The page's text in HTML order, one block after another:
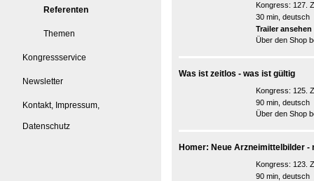
Referenten
Themen
Kongressservice
Newsletter
Kontakt, Impressum,
Datenschutz
Kongress: 127.
30 min, deutsch
Trailer ansehen
Über den Shop
Was ist zeitlos - was ist gültig
Kongress: 125.
90 min, deutsch
Über den Shop
Homer: Neue Arzneimittelbilder -
Kongress: 123.
90 min, deutsch